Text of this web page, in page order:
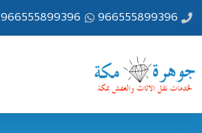
إلى
966555899396
966555899396